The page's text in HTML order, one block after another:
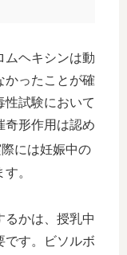
ムヘキシンは動
かったことが確
性試験において
奇形作用は認め
には妊娠中の
。
るかは、授乳中
です。ビソルボ